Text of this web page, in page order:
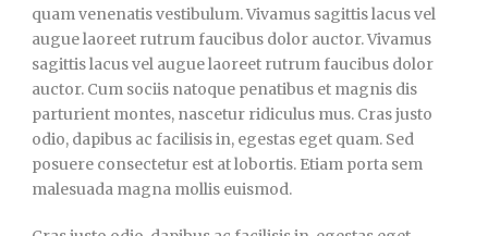
quam venenatis vestibulum. Vivamus sagittis lacus vel
augue laoreet rutrum faucibus dolor auctor. Vivamus
sagittis lacus vel augue laoreet rutrum faucibus dolor
auctor. Cum sociis natoque penatibus et magnis dis
parturient montes, nascetur ridiculus mus. Cras justo
odio, dapibus ac facilisis in, egestas eget quam. Sed
posuere consectetur est at lobortis. Etiam porta sem
malesuada magna mollis euismod.